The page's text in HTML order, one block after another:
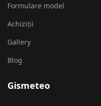
Formulare model
Achiziții
Gallery
Blog
Gismeteo